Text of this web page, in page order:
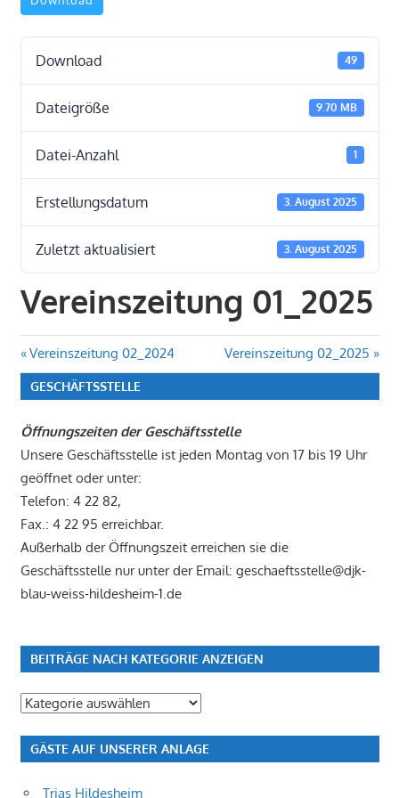
Download 49
Dateigröße 9.70 MB
Datei-Anzahl 1
Erstellungsdatum 3. August 2025
Zuletzt aktualisiert 3. August 2025
Vereinszeitung 01_2025
Beitragsnavigation
Vorheriger
Beitrag:
Vereinszeitung 02_2024
Nächster
Beitrag:
Vereinszeitung 02_2025
GESCHÄFTSSTELLE
Öffnungszeiten der Geschäftsstelle
Unsere Geschäftsstelle ist jeden Montag von 17 bis 19 Uhr
geöffnet oder unter:
Telefon: 4 22 82,
Fax.: 4 22 95 erreichbar.
Außerhalb der Öffnungszeit erreichen sie die
Geschäftsstelle nur unter der Email: geschaeftsstelle@djk-
blau-weiss-hildesheim-1.de
BEITRÄGE NACH KATEGORIE ANZEIGEN
Beiträge
Kategorie
GÄSTE AUF UNSERER ANLAGE
Trias Hildesheim